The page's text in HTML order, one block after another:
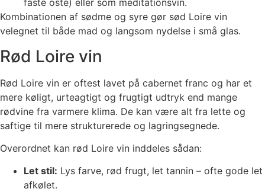
faste oste) eller som meditationsvin.
Kombinationen af sødme og syre gør sød Loire vin
velegnet til både mad og langsom nydelse i små glas.
Rød Loire vin
Rød Loire vin er oftest lavet på cabernet franc og har et
mere køligt, urteagtigt og frugtigt udtryk end mange
rødvine fra varmere klima. De kan være alt fra lette og
saftige til mere strukturerede og lagringsegnede.
Overordnet kan rød Loire vin inddeles sådan:
Let stil: Lys farve, rød frugt, let tannin – ofte gode let
afkølet.